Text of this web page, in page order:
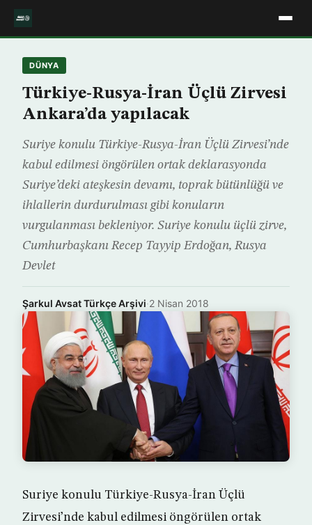
DÜNYA
Türkiye-Rusya-İran Üçlü Zirvesi
Ankara’da yapılacak
Suriye konulu Türkiye-Rusya-İran Üçlü Zirvesi’nde
kabul edilmesi öngörülen ortak deklarasyonda
Suriye’deki ateşkesin devamı, toprak bütünlüğü ve
ihlallerin durdurulması gibi konuların
vurgulanması bekleniyor. Suriye konulu üçlü zirve,
Cumhurbaşkanı Recep Tayyip Erdoğan, Rusya
Devlet
Şarkul Avsat Türkçe Arşivi·2 Nisan 2018
Suriye konulu Türkiye-Rusya-İran Üçlü
Zirvesi’nde kabul edilmesi öngörülen ortak